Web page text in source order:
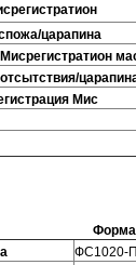
царапина
Мис
Форма
ФС1020-